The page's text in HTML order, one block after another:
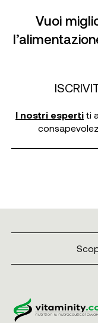
Vuoi
I nostri esperti ti